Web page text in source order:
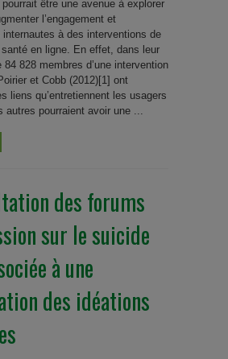
être une avenue à explorer
l’engagement et
internautes à des interventions de
en ligne. En effet, dans leur
84 828 membres d’une intervention
et Cobb (2012)[1] ont
liens qu’entretiennent les usagers
autres pourraient avoir une ...
des forums
sur le suicide
à une
des idéations